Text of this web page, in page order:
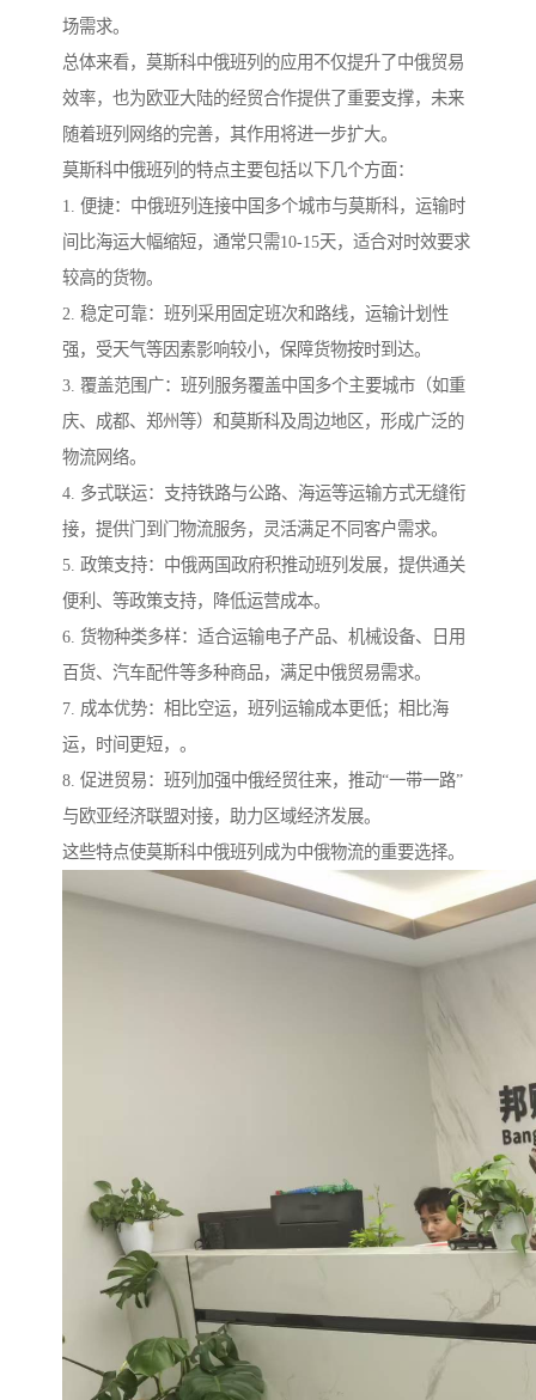
场需求。
总体来看，莫斯科中俄班列的应用不仅提升了中俄贸易
效率，也为欧亚大陆的经贸合作提供了重要支撑，未来
随着班列网络的完善，其作用将进一步扩大。
莫斯科中俄班列的特点主要包括以下几个方面：
1. 便捷：中俄班列连接中国多个城市与莫斯科，运输时
间比海运大幅缩短，通常只需10-15天，适合对时效要求
较高的货物。
2. 稳定可靠：班列采用固定班次和路线，运输计划性
强，受天气等因素影响较小，保障货物按时到达。
3. 覆盖范围广：班列服务覆盖中国多个主要城市（如重
庆、成都、郑州等）和莫斯科及周边地区，形成广泛的
物流网络。
4. 多式联运：支持铁路与公路、海运等运输方式无缝衔
接，提供门到门物流服务，灵活满足不同客户需求。
5. 政策支持：中俄两国政府积推动班列发展，提供通关
便利、等政策支持，降低运营成本。
6. 货物种类多样：适合运输电子产品、机械设备、日用
百货、汽车配件等多种商品，满足中俄贸易需求。
7. 成本优势：相比空运，班列运输成本更低；相比海
运，时间更短，。
8. 促进贸易：班列加强中俄经贸往来，推动“一带一路”
与欧亚经济联盟对接，助力区域经济发展。
这些特点使莫斯科中俄班列成为中俄物流的重要选择。